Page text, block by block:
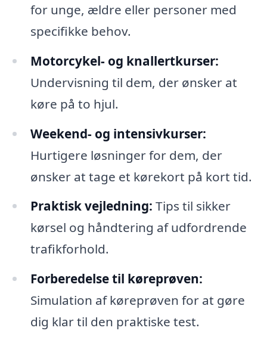
for unge, ældre eller personer med
specifikke behov.
Motorcykel- og knallertkurser:
Undervisning til dem, der ønsker at
køre på to hjul.
Weekend- og intensivkurser:
Hurtigere løsninger for dem, der
ønsker at tage et kørekort på kort tid.
Praktisk vejledning: Tips til sikker
kørsel og håndtering af udfordrende
trafikforhold.
Forberedelse til køreprøven:
Simulation af køreprøven for at gøre
dig klar til den praktiske test.